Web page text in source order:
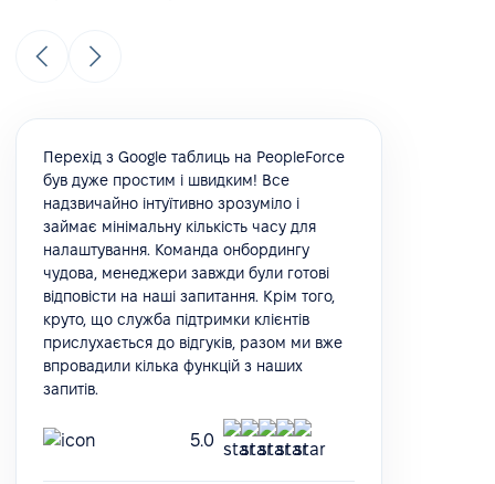
Перехід з Google таблиць на PeopleForce
був дуже простим і швидким! Все
надзвичайно інтуїтивно зрозуміло і
займає мінімальну кількість часу для
налаштування. Команда онбордингу
чудова, менеджери завжди були готові
відповісти на наші запитання. Крім того,
круто, що служба підтримки клієнтів
прислухається до відгуків, разом ми вже
впровадили кілька функцій з наших
запитів.
5.0